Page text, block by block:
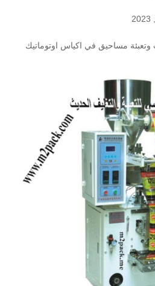
وتعبئة مساحيق في اكياس اوتوماتيك